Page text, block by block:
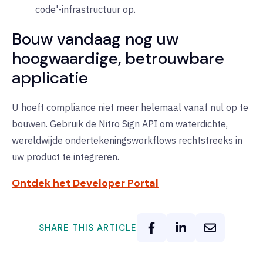
code'-infrastructuur op.
Bouw vandaag nog uw
hoogwaardige, betrouwbare
applicatie
U hoeft compliance niet meer helemaal vanaf nul op te
bouwen. Gebruik de Nitro Sign API om waterdichte,
wereldwijde ondertekeningsworkflows rechtstreeks in
uw product te integreren.
Ontdek het Developer Portal
SHARE THIS ARTICLE